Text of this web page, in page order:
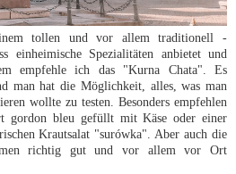
tollen und vor allem traditionell -
einheimische Spezialitäten anbietet und
empfehle ich das "Kurna Chata". Es
man hat die Möglichkeit, alles, was man
wollte zu testen. Besonders empfehlen
bleu gefüllt mit Käse oder einer
Krautsalat "surówka". Aber auch die
richtig gut und vor allem vor Ort